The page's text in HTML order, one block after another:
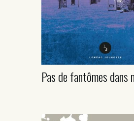
Pas de fantômes dans